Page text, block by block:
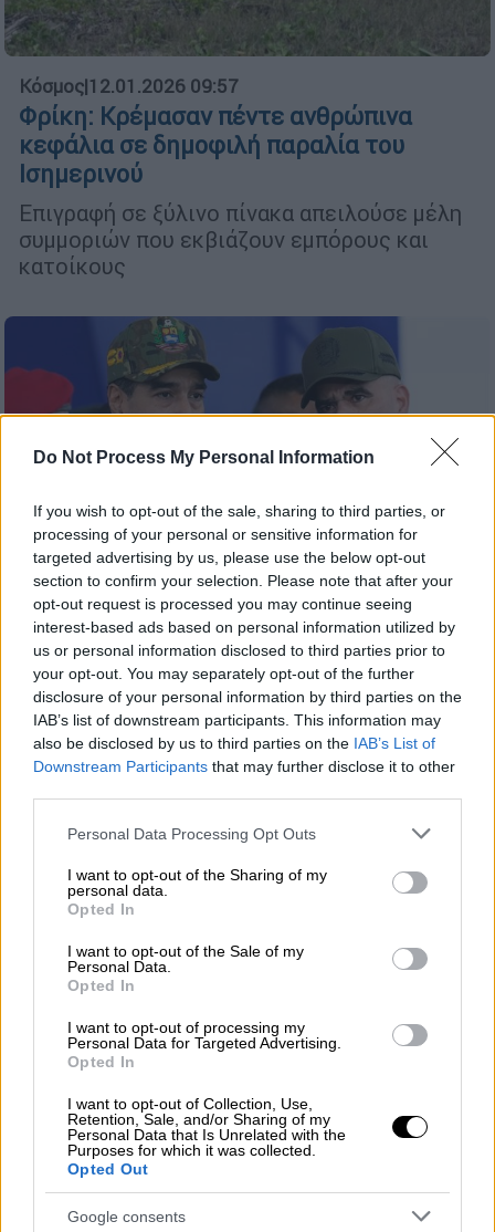
Do Not Process My Personal Information
If you wish to opt-out of the sale, sharing to third parties, or
processing of your personal or sensitive information for
targeted advertising by us, please use the below opt-out
section to confirm your selection. Please note that after your
opt-out request is processed you may continue seeing
interest-based ads based on personal information utilized by
us or personal information disclosed to third parties prior to
your opt-out. You may separately opt-out of the further
disclosure of your personal information by third parties on the
IAB’s list of downstream participants. This information may
also be disclosed by us to third parties on the IAB’s List of
Downstream Participants that may further disclose it to other
Please note that this website/app uses one or more Google
not limited to your visit or usage behaviour. You may click to
grant or deny consent to Google and its third-party tags to
use your data for below specified purposes in below Google
consent section.
Personal Data Processing Opt Outs
I want to opt-out of the Sharing of my
personal data.
Opted In
I want to opt-out of the Sale of my
Personal Data.
Opted In
I want to opt-out of processing my
Personal Data for Targeted Advertising.
Opted In
I want to opt-out of Collection, Use,
Retention, Sale, and/or Sharing of my
Personal Data that Is Unrelated with the
Purposes for which it was collected.
Opted Out
Google consents
Κόσμος|12.01.2026 09:57
Φρίκη: Κρέμασαν πέντε ανθρώπινα
κεφάλια σε δημοφιλή παραλία του
Ισημερινού
Επιγραφή σε ξύλινο πίνακα απειλούσε μέλη
συμμοριών που εκβιάζουν εμπόρους και
κατοίκους
Κόσμος|17.12.2025 22:55
Κλιμακώνεται διαρκώς η κατάσταση
στην Καραϊβική: «Δεν υποκλινόμαστε»
λέει η Βενεζούελα - Στρατός των ΗΠΑ
στον Ισημερινό
Την ίδια ώρα που ο Αμερικανός πρόεδρος
μέτωπα της Ασίας και της Ευρώπης, στο
κατώφλι των Ηνωμένων Πολιτειών μυρίζει